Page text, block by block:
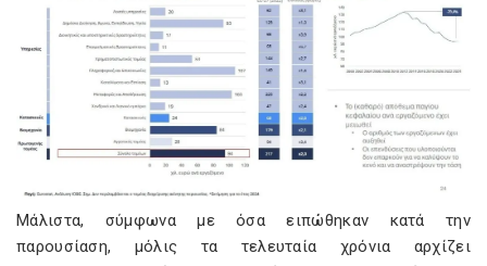
Μάλιστα, σύμφωνα με όσα ειπώθηκαν κατά την
παρουσίαση, μόλις τα τελευταία χρόνια αρχίζει